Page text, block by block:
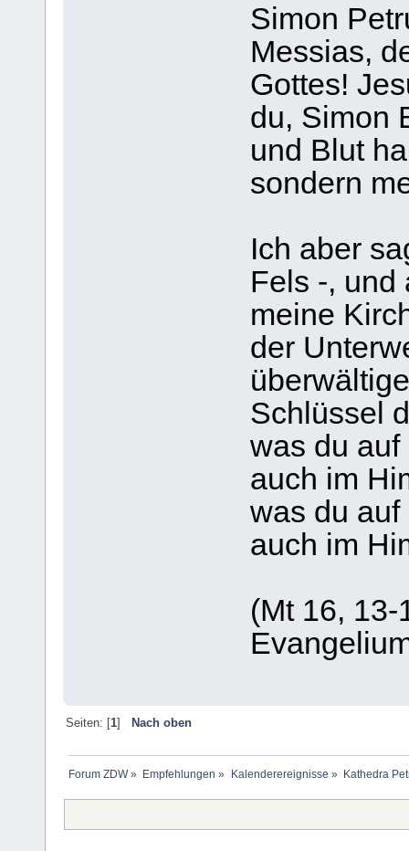
Simon
Messias,
Gottes!
du, Simon
und Blut
sondern
Ich aber
Fels -, und
meine
der
Schlüssel
was du
auch im
was du
auch im
(Mt 16,
Seiten: [1] Nach oben
Forum ZDW» Empfehlungen » Kalenderereignisse » Kathedra